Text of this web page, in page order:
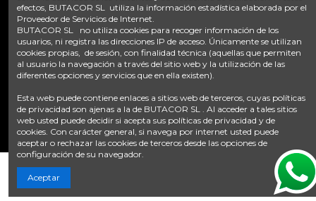
Inicio Sobre nosotros Contacte con nosotros
Aviso legal
Política de privacidad
Tratamiento de datos
Términos y condiciones
Plazos de envío
Contáctanos
638 28 57 85
info@fontacor.com
© FONTACOR
2026 Todos los derechos reservados. | Desarrollado por
Onnix Software
efectos, BUTACOR SL utiliza la información estadística elaborada por el
Proveedor de Servicios de Internet.
BUTACOR SL no utiliza cookies para recoger información de los
usuarios, ni registra las direcciones IP de acceso. Únicamente se utilizan
cookies propias, de sesión, con finalidad técnica (aquellas que permiten
al usuario la navegación a través del sitio web y la utilización de las
diferentes opciones y servicios que en ella existen).
Esta web puede contiene enlaces a sitios web de terceros, cuyas políticas
de privacidad son ajenas a la de BUTACOR SL . Al acceder a tales sitios
web usted puede decidir si acepta sus políticas de privacidad y de
cookies. Con carácter general, si navega por internet usted puede
aceptar o rechazar las cookies de terceros desde las opciones de
configuración de su navegador.
Aceptar